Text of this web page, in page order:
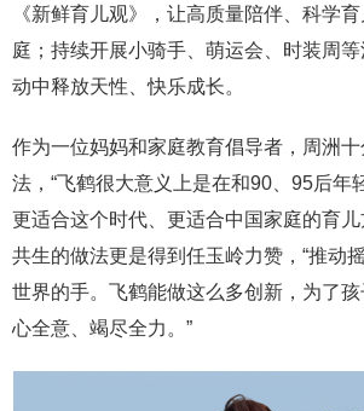
《新鲜育儿观》，让高质量陪伴、科学
庭；持续开展小骑手、萌运会、时装周
动中释放天性、快乐成长。
作为一位妈妈和家庭教育倡导者，周洲
法，“飞鹤很大意义上是在和90、95后年
更适合这个时代、更适合中国家庭的育儿
共生的做法更是得到任玉岭力赞，“推动
世界的手。飞鹤能做这么多创新，为了
心全意、竭尽全力。”